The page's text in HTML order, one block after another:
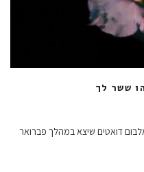
ששר לך
דואטים שיצא במהלך פברואר